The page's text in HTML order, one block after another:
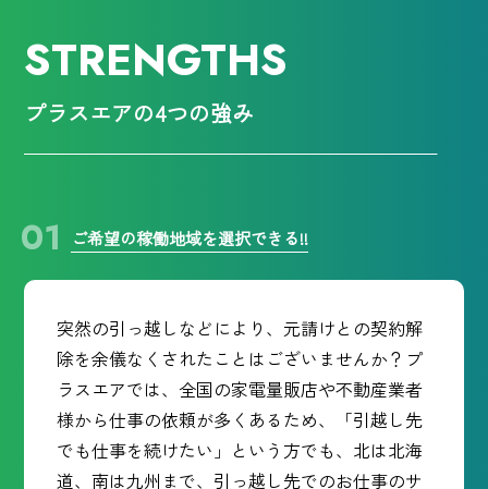
STRENGTHS
プラスエアの4つの強み
ご希望の稼働地域を選択できる!!
突然の引っ越しなどにより、元請けとの契約解
除を余儀なくされたことはございませんか？プ
ラスエアでは、全国の家電量販店や不動産業者
様から仕事の依頼が多くあるため、「引越し先
でも仕事を続けたい」という方でも、北は北海
道、南は九州まで、引っ越し先でのお仕事のサ